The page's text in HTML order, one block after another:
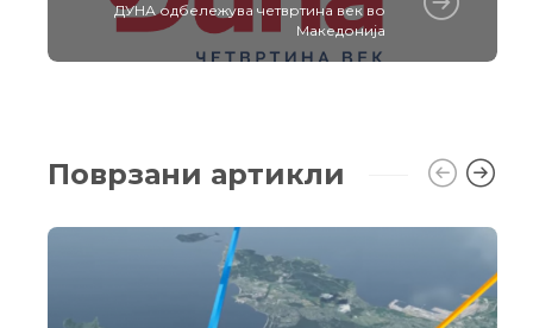
ДУНА одбележува четвртина век во
Македонија
Поврзани артикли